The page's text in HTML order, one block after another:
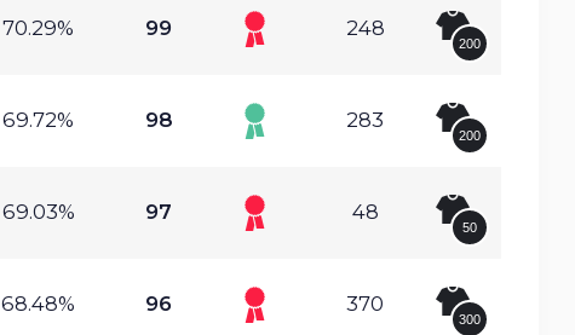
70.29% 99 248
200
69.72% 98 283
200
69.03% 97 48
50
68.48% 96 370
300